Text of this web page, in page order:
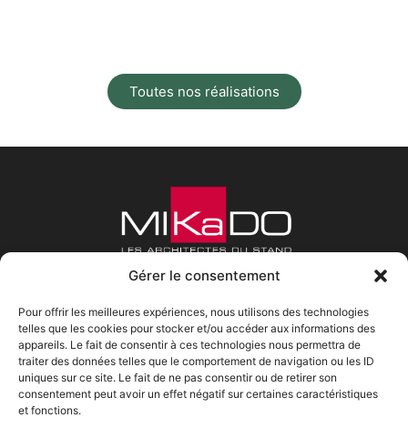
Gérer le consentement
Pour offrir les meilleures expériences, nous utilisons des technologies
telles que les cookies pour stocker et/ou accéder aux informations des
appareils. Le fait de consentir à ces technologies nous permettra de
traiter des données telles que le comportement de navigation ou les ID
uniques sur ce site. Le fait de ne pas consentir ou de retirer son
consentement peut avoir un effet négatif sur certaines caractéristiques
et fonctions.
Toutes nos réalisations
Mikado Lads
Qui sommes-nous ?
Horaires
Lundi : 9h00 - 18h00
Contact
Tel : 01 30 59 68 16